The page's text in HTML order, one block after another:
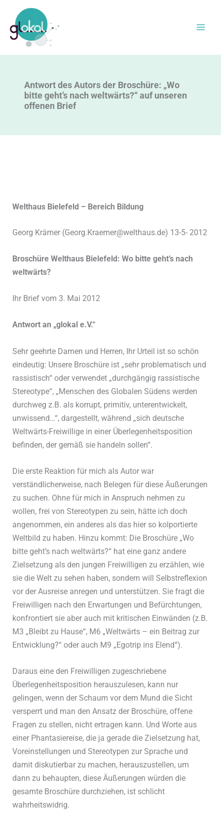
Inhalt
springen
Antwort des Autors der Broschüre: „Wo
bitte geht’s nach weltwärts?“ auf unseren
offenen Brief
Welthaus Bielefeld – Bereich Bildung
Georg Krämer (Georg.Kraemer@welthaus.de) 13-5- 2012
Broschüre Welthaus Bielefeld: Wo bitte geht’s nach
weltwärts?
Ihr Brief vom 3. Mai 2012
Antwort an „glokal e.V.“
Sehr geehrte Damen und Herren, Ihr Urteil ist so schön
eindeutig: Unsere Broschüre ist „sehr problematisch und
rassistisch“ oder verwendet „durchgängig rassistische
Stereotype“, „Menschen des Globalen Südens werden
durchweg z.B. als korrupt, primitiv, unterentwickelt,
unwissend…“, dargestellt, während „sich deutsche
Weltwärts-Freiwillige in einer Überlegenheitsposition
befinden, der gemäß sie handeln sollen“.
Die erste Reaktion für mich als Autor war
verständlicherweise, nach Belegen für diese Äußerungen
zu suchen. Ohne für mich in Anspruch nehmen zu
wollen, frei von Stereotypen zu sein, hätte ich doch
angenommen, ein anderes als das hier so kolportierte
Weltbild zu haben. Hinzu kommt: Die Broschüre „Wo
bitte geht’s nach weltwärts?“ hat eine ganz andere
Zielsetzung als den jungen Freiwilligen zu erzählen, wie
sie die Welt zu sehen haben, sondern will Selbstreflexion
vor der Ausreise anregen und unterstützen. Sie fragt die
Freiwilligen nach den Erwartungen und Befürchtungen,
konfrontiert sie aber auch mit kritischen Einwänden (z.B.
M3 „Bleibt zu Hause“, M6 „Weltwärts – ein Beitrag zur
Entwicklung?“ oder auch M9 „Egotrip ins Elend“).
Daraus eine den Freiwilligen zugeschriebene
Überlegenheitsposition herauszulesen, kann nur
gelingen, wenn der Schaum vor dem Mund die Sicht
versperrt und man den Ansatz der Broschüre, offene
Fragen zu stellen, nicht ertragen kann. Und Worte aus
einer Phantasiereise, die ja gerade die Zielsetzung hat,
Voreinstellungen und Stereotypen zur Sprache und
damit diskutierbar zu machen, herauszustellen, um
dann zu behaupten, diese Äußerungen würden die
gesamte Broschüre durchziehen, ist schlicht
wahrheitswidrig.